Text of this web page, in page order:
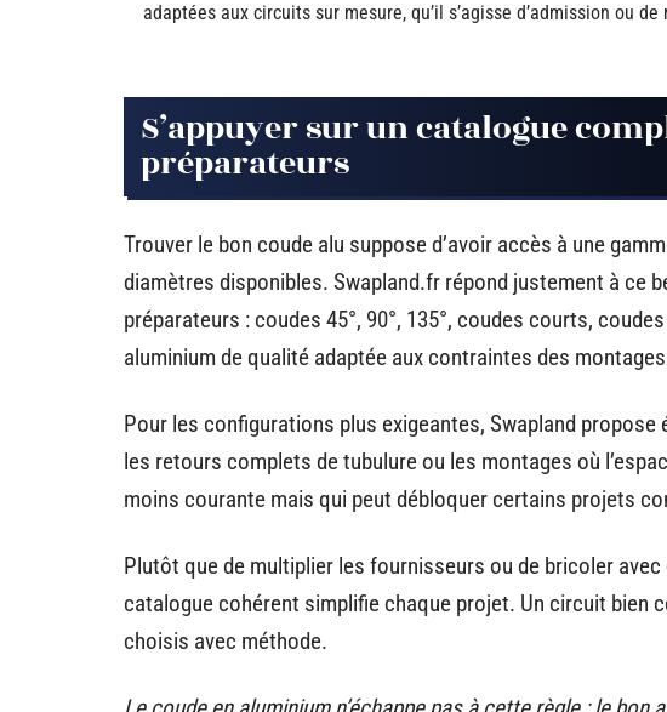
adaptées aux circuits sur mesure, qu’il s’agisse d’admission ou
S’appuyer sur un catalogue
préparateurs
Trouver le bon coude alu suppose d’avoir accès à une
diamètres disponibles. Swapland.fr répond justement à ce
préparateurs : coudes 45°, 90°, 135°, coudes courts,
aluminium de qualité adaptée aux contraintes des
Pour les configurations plus exigeantes, Swapland propose
les retours complets de tubulure ou les montages où
moins courante mais qui peut débloquer certains projets
Plutôt que de multiplier les fournisseurs ou de bricoler
catalogue cohérent simplifie chaque projet. Un circuit bien
choisis avec méthode.